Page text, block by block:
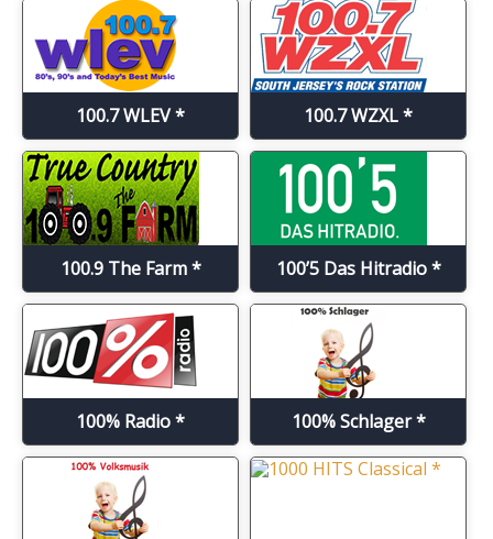
100.7 WLEV * 100.7 WZXL *
100.9 The Farm * 100’5 Das Hitradio *
100% Radio * 100% Schlager *